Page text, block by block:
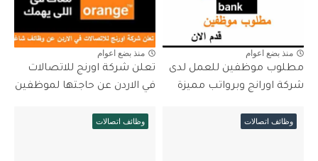
منذ بضع اعوام
مطلوب موظفين للعمل لدى
شركة اورانج وبرواتب مميزة
منذ بضع اعوام
تعلن شركة اورنج للاتصالات
في الاردن عن حاجتها لموظفين
وظائف اتصالات وظائف اتصالات